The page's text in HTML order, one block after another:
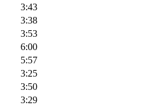
3:43
3:38
3:53
6:00
5:57
3:25
3:50
3:29